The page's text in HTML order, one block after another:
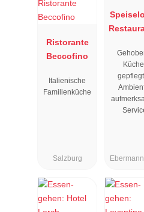
Ristorante
Beccofino
Italienische
Familienküche
Salzburg
"
Küche,